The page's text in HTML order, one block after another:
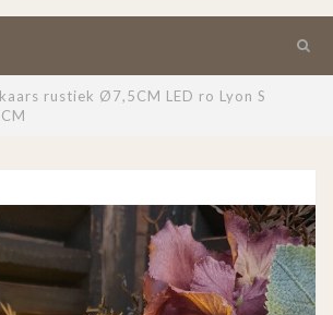
rustiek Ø7,5CM LED ro Lyon S